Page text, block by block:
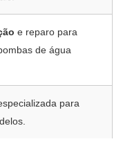
e reparo para
de água
para